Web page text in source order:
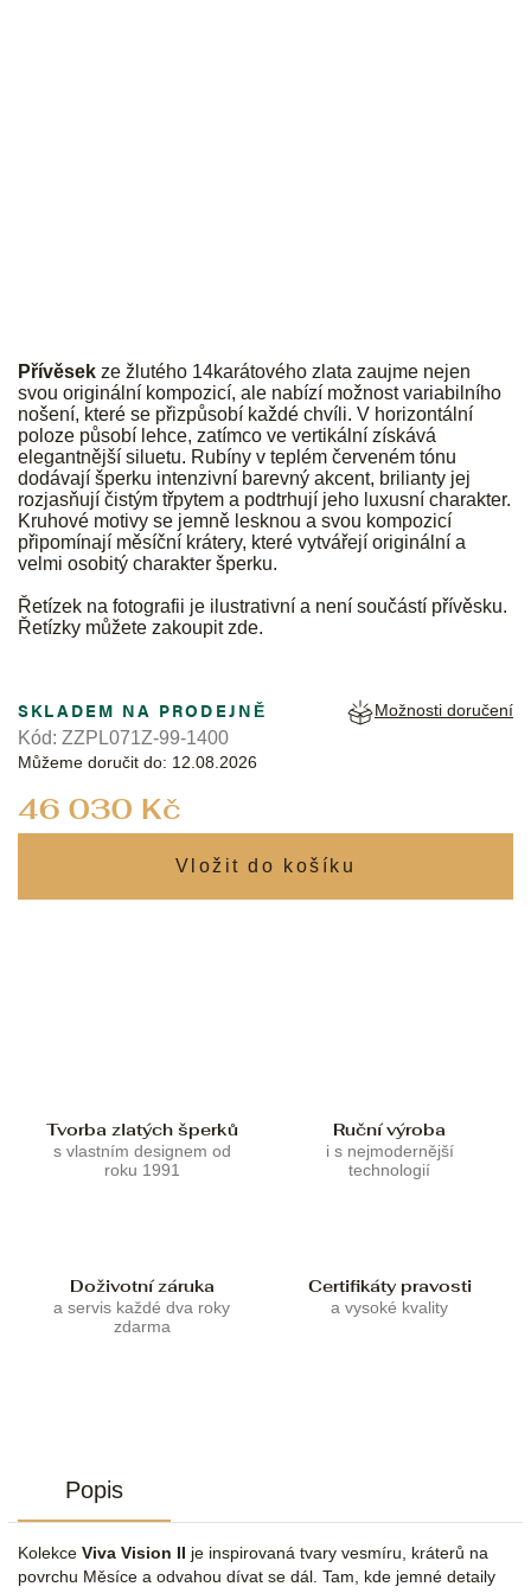
Přívěsek ze žlutého 14karátového zlata zaujme nejen
svou originální kompozicí, ale nabízí možnost variabilního
nošení, které se přizpůsobí každé chvíli. V horizontální
poloze působí lehce, zatímco ve vertikální získává
elegantnější siluetu. Rubíny v teplém červeném tónu
dodávají šperku intenzivní barevný akcent, brilianty jej
rozjasňují čistým třpytem a podtrhují jeho luxusní charakter.
Kruhové motivy se jemně lesknou a svou kompozicí
připomínají měsíční krátery, které vytvářejí originální a
velmi osobitý charakter šperku.
Řetízek na fotografii je ilustrativní a není součástí přívěsku.
Řetízky můžete zakoupitzde.
46 030 Kč
SKLADEM NA PRODEJNĚ
Můžeme doručit do: 12.08.2026
Možnosti doručení
Kód: ZZPL071Z-99-1400
Tvorba zlatých šperků
s vlastním designem od
roku 1991
Ruční výroba
i s nejmodernější
technologií
Doživotní záruka
a servis každé dva roky
zdarma
Certifikáty pravosti
a vysoké kvality
Popis
Kolekce Viva Vision II je inspirovaná tvary vesmíru, kráterů na
povrchu Měsíce a odvahou dívat se dál. Tam, kde jemné detaily